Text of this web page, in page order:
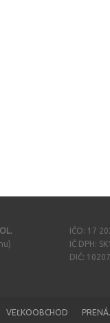
IČO: 17
IČ DPH:
DIČ:
VEĽKOOBCHOD